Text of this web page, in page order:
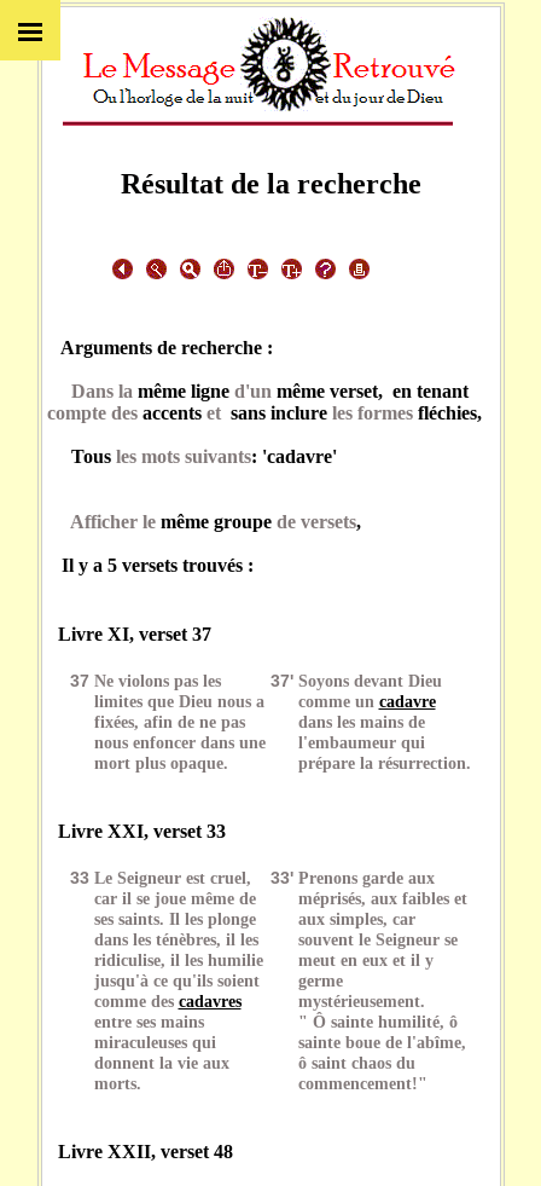
Résultat de la recherche
Arguments de recherche :
Dans la même ligne d'un même verset, en tenant
compte des accents et sans inclureles formes fléchies,
Tous les mots suivants: 'cadavre'
Afficher le même groupede versets,
Il y a 5 versets trouvés :
Livre XI, verset 37
37 Ne violons pas les
limites que Dieu nous a
fixées, afin de ne pas
nous enfoncer dans une
mort plus opaque.
37' Soyons devant Dieu
comme un cadavre
dans les mains de
l'embaumeur qui
prépare la résurrection.
Livre XXI, verset 33
33 Le Seigneur est cruel,
car il se joue même de
ses saints. Il les plonge
dans les ténèbres, il les
ridiculise, il les humilie
jusqu'à ce qu'ils soient
comme des cadavres
entre ses mains
miraculeuses qui
donnent la vie aux
morts.
33' Prenons garde aux
méprisés, aux faibles et
aux simples, car
souvent le Seigneur se
meut en eux et il y
germe
mystérieusement.
" Ô sainte humilité, ô
sainte boue de l'abîme,
ô saint chaos du
commencement!"
Livre XXII, verset 48